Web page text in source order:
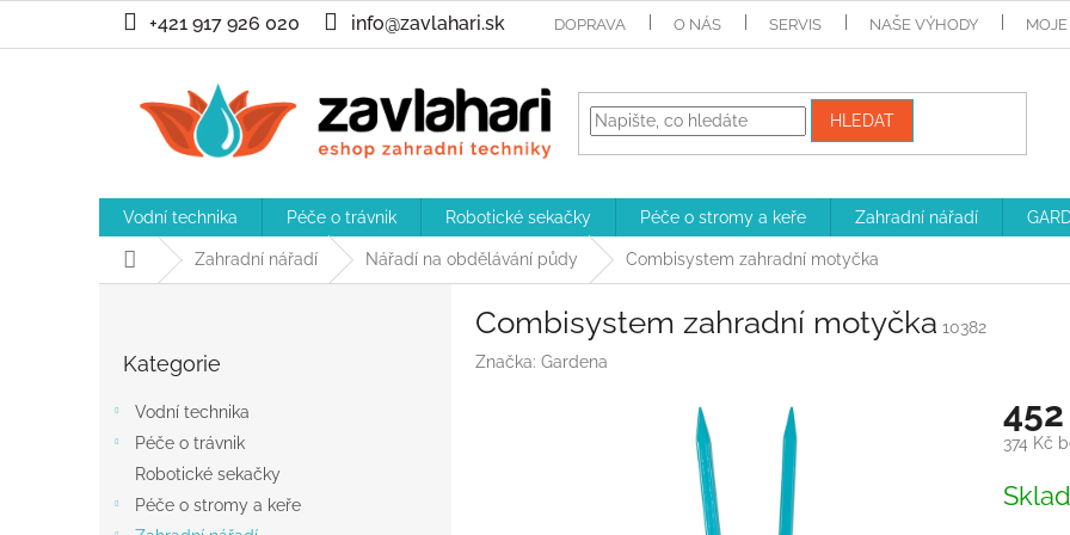
obsah
+421 917 926 020 info@zavlahari.sk DOPRAVA O NÁS SERVIS NAŠE VÝHODY MOJE
HLEDAT
Vodní technika Péče o trávnik Robotické sekačky Péče o stromy a keře Zahradní nářadí
Domů Zahradní nářadí Nářadí na obdělávání půdy Combisystem zahradní motyčka
kategorie
Kategorie
Vodní technika
Péče o trávnik
Robotické sekačky
Péče o stromy a keře
Combisystem zahradní motyčka 10382
Značka: Gardena
374 Kč
cena: